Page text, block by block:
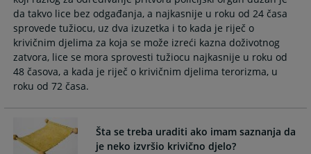
da takvo lice bez odgađanja, a najkasnije u roku od 24 časa
sprovede tužiocu, uz dva izuzetka i to kada je riječ o
krivičnim djelima za koja se može izreći kazna doživotnog
zatvora, lice se mora sprovesti tužiocu najkasnije u roku od
48 časova, a kada je riječ o krivičnim djelima terorizma, u
roku od 72 časa.
Šta se treba uraditi ako imam saznanja da
je neko izvršio krivično djelo?